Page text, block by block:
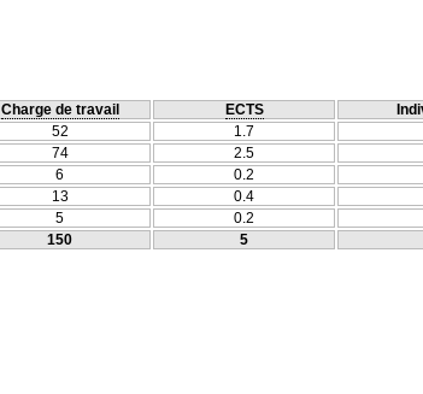
Charge de travail ECTS
52
1.7
74
2.5
6
0.2
13
0.4
5
0.2
150 5